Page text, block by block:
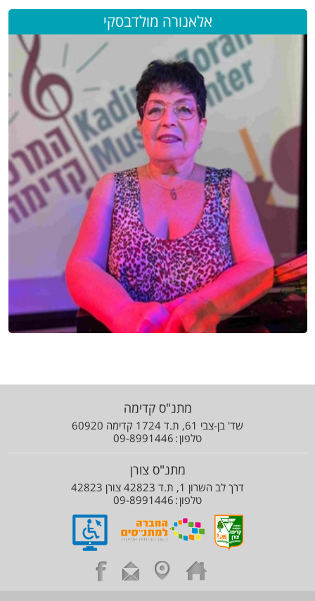
אלאנורה מולדבסקי
מתנ"ס קדימה
שד' בן-צבי 61, ת.ד 1724 קדימה 60920
טלפון 09-8991446
מתנ"ס צורן
דרך לב השרון 1, ת.ד 42823 צורן 42823
טלפון 09-8991446